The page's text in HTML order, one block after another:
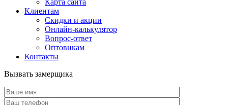
Карта сайта
Клиентам
Скидки и акции
Онлайн-калькулятор
Вопрос-ответ
Оптовикам
Контакты
Вызвать замерщика